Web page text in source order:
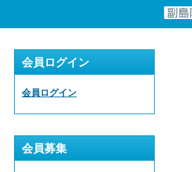
会員ログイン
会員ログイン
会員募集